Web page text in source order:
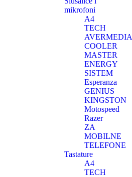
mikrofoni
A4
TECH
AVERMEDIA
COOLER
MASTER
ENERGY
SISTEM
Esperanza
GENIUS
KINGSTON
Motospeed
Razer
ZA
MOBILNE
TELEFONE
Tastature
A4
TECH